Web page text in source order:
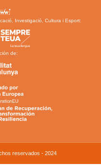
Investigació, Cultura i Esport:
de:
reservados - 2024